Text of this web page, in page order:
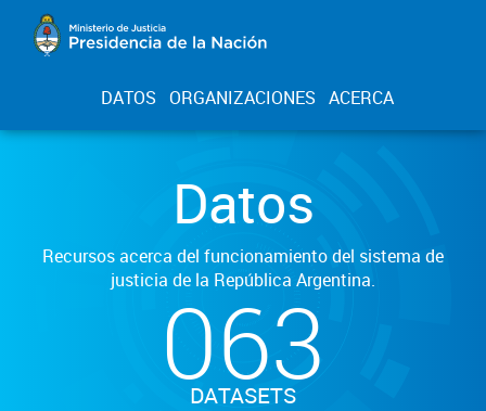
DATOS ORGANIZACIONES ACERCA
Datos
Recursos acerca del funcionamiento del sistema de
justicia de la República Argentina.
063
DATASETS